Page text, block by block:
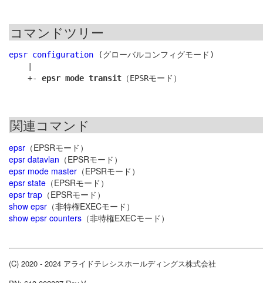
コマンドツリー
epsr configuration (グローバルコンフィグモード)
    +-
epsr mode transit
関連コマンド
epsr （EPSRモード）
epsr datavlan （EPSRモード）
epsr mode master （EPSRモード）
epsr state （EPSRモード）
epsr trap （EPSRモード）
show epsr （非特権EXECモード）
show epsr counters （非特権EXECモード）
(C) 2020 - 2024 アライドテレシスホールディングス株式会社